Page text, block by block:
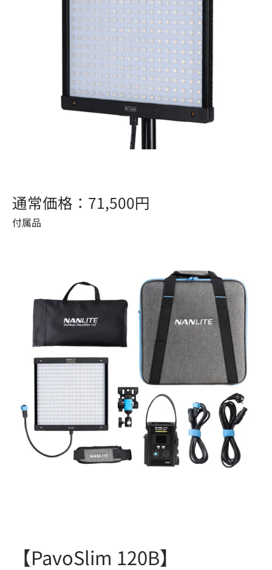
通常価格：71,500円
付属品
【PavoSlim 120B】